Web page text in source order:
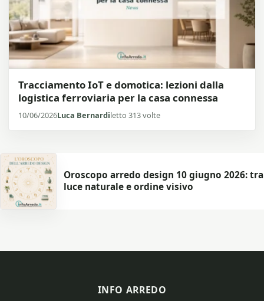
Tracciamento IoT e domotica: lezioni dalla
logistica ferroviaria per la casa connessa
10/06/2026Luca Bernardiletto 313 volte
Oroscopo arredo design 10 giugno 2026: tra
luce naturale e ordine visivo
INFO ARREDO